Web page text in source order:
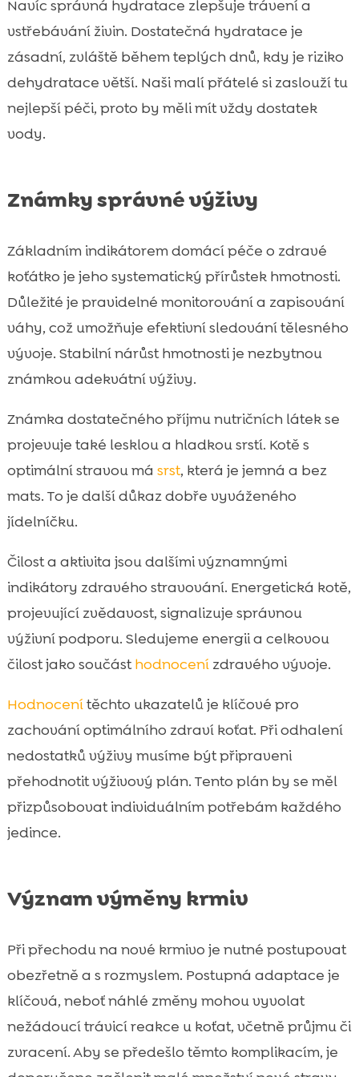
Navíc správná hydratace zlepšuje trávení a
vstřebávání živin. Dostatečná hydratace je
zásadní, zvláště během teplých dnů, kdy je riziko
dehydratace větší. Naši malí přátelé si zaslouží tu
nejlepší péči, proto by měli mít vždy dostatek
vody.
Známky správné výživy
Základním indikátorem domácí péče o zdravé
koťátko je jeho systematický přírůstek hmotnosti.
Důležité je pravidelné monitorování a zapisování
váhy, což umožňuje efektivní sledování tělesného
vývoje. Stabilní nárůst hmotnosti je nezbytnou
známkou adekvátní výživy.
Známka dostatečného příjmu nutričních látek se
projevuje také lesklou a hladkou srstí. Kotě s
optimální stravou má srst, která je jemná a bez
mats. To je další důkaz dobře vyváženého
jídelníčku.
Čilost a aktivita jsou dalšími významnými
indikátory zdravého stravování. Energetická kotě,
projevující zvědavost, signalizuje správnou
výživní podporu. Sledujeme energii a celkovou
čilost jako součásthodnocenízdravého vývoje.
Hodnocenítěchto ukazatelů je klíčové pro
zachování optimálního zdraví koťat. Při odhalení
nedostatků výživy musíme být připraveni
přehodnotit výživový plán. Tento plán by se měl
přizpůsobovat individuálním potřebám každého
jedince.
Význam výměny krmiv
Při přechodu na nové krmivo je nutné postupovat
obezřetně a s rozmyslem. Postupná adaptace je
klíčová, neboť náhlé změny mohou vyvolat
nežádoucí trávicí reakce u koťat, včetně průjmu či
zvracení. Aby se předešlo těmto komplikacím, je